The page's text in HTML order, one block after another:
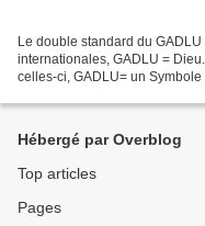
Le double standard du
internationales, GADLU =
celles-ci, GADLU= un
Hébergé par Overblog
Top articles
Pages